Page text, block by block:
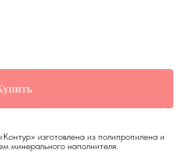
изготовлена из полипропилена и
минерального наполнителя.